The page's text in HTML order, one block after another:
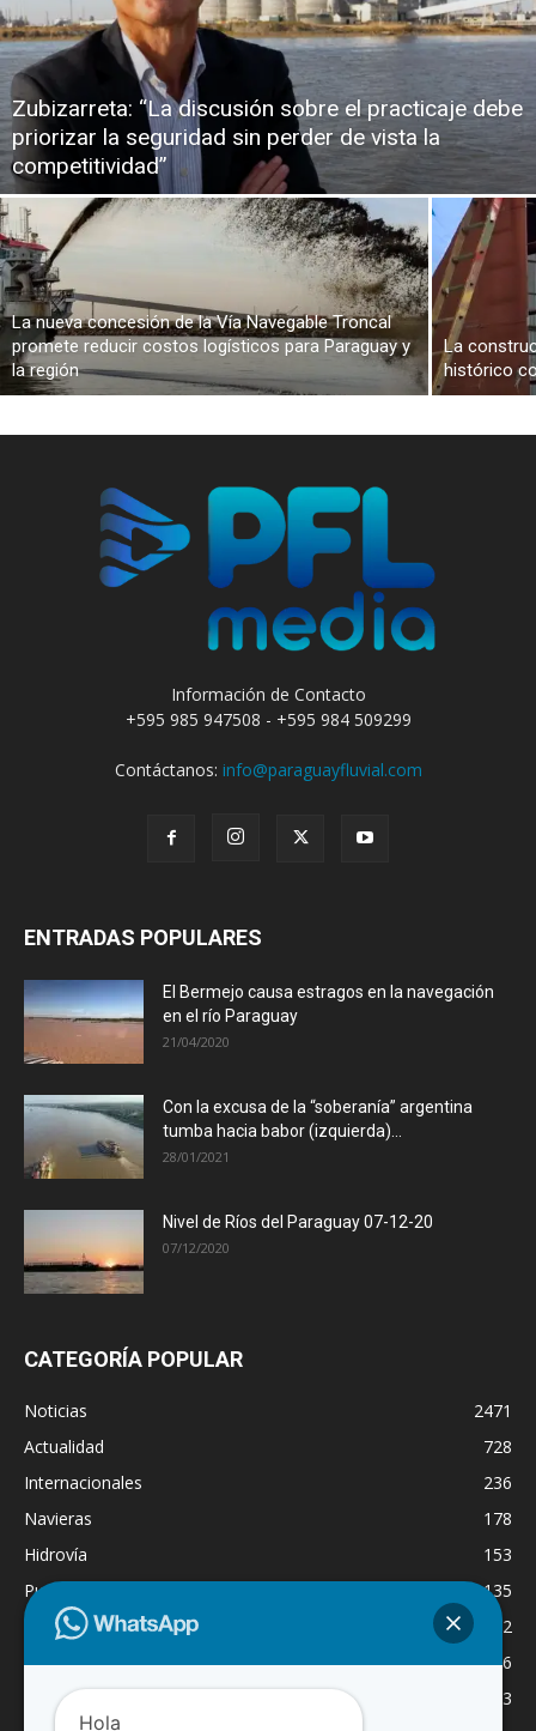
Zubizarreta: “La discusión sobre el practicaje debe
priorizar la seguridad sin perder de vista la
competitividad”
La nueva concesión de la Vía Navegable Troncal
promete reducir costos logísticos para Paraguay y
la región
La
histórico
Información de Contacto
+595 985 947508 - +595 984 509299
Contáctanos: info@paraguayfluvial.com
ENTRADAS POPULARES
El Bermejo causa estragos en la navegación
en el río Paraguay
21/04/2020
Con la excusa de la “soberanía” argentina
tumba hacia babor (izquierda)...
28/01/2021
Nivel de Ríos del Paraguay 07-12-20
07/12/2020
CATEGORÍA POPULAR
Noticias
2471
Actualidad
728
Internacionales
236
Navieras
178
Hidrovía
153
Puertos
135
Economía
132
Nacionales
126
Dragado
123
Hola